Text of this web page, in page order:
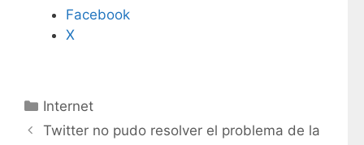
Facebook
X
C
a
Internet
Twitter no pudo resolver el problema de la